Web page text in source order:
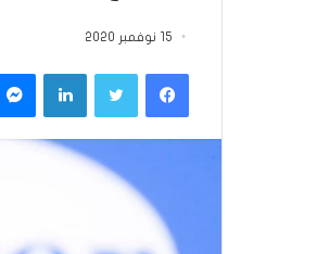
15 نوفمبر 2020
فيسبوكتويتر لينكدإن